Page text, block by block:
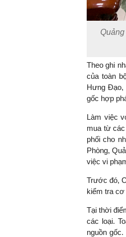
Theo ghi
của toàn
Hưng Đạo,
gốc hợp
Làm việc
mua từ các
phối cho
Phòng,
việc vi
Trước đó,
kiểm tra cơ
Tại thời
các loại.
nguồn